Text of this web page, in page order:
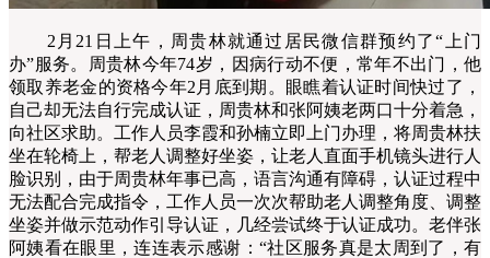
2月21日上午，周贵林就通过居民微信群预约了“上门
办”服务。
周贵林今年74岁，因病行动不便，常年不出门，他
领取养老金的资格今年2月底到期。眼瞧着认证时间快过了，
自己却无法自行完成认证， 周贵林和张阿姨老两口十分着急，
向社区求助。工作人员李霞和孙楠立即上门办理，将周贵林扶
坐在轮椅上，帮老人调整好坐姿，让老人直面手机镜头进行人
脸识别，由于周贵林年事已高，语言沟通有障碍，认证过程中
无法配合完成指令，工作人员一次次帮助老人调整角度、调整
坐姿并做示范动作引导认证，几经尝试终于认证成功。老伴张
阿姨看在眼里，连连表示感谢：“社区服务真是太周到了，有